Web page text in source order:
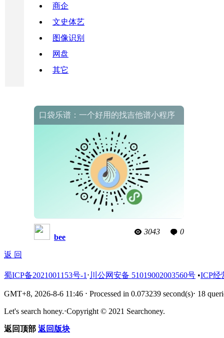
商企
文史体艺
图像识别
网盘
其它
口袋乐谱：一个好用的找吉他谱小程序
bee
0
3043
返 回
蜀ICP备2021001153号-1 ⋅ 川公网安备 51019002003560号 •ICP经
GMT+8, 2026-8-6 11:46 ⋅ Processed in 0.073239 second(s)⋅ 18
Let's search honey.⋅Copyright © 2021 Searchoney.
返回顶部 返回版块